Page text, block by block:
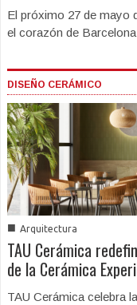
El próximo 27 de mayo
el corazón de
DISEÑO CERÁMICO
■ Arquitectura
TAU Cerámica
de la Cerámica
TAU Cerámica celebra